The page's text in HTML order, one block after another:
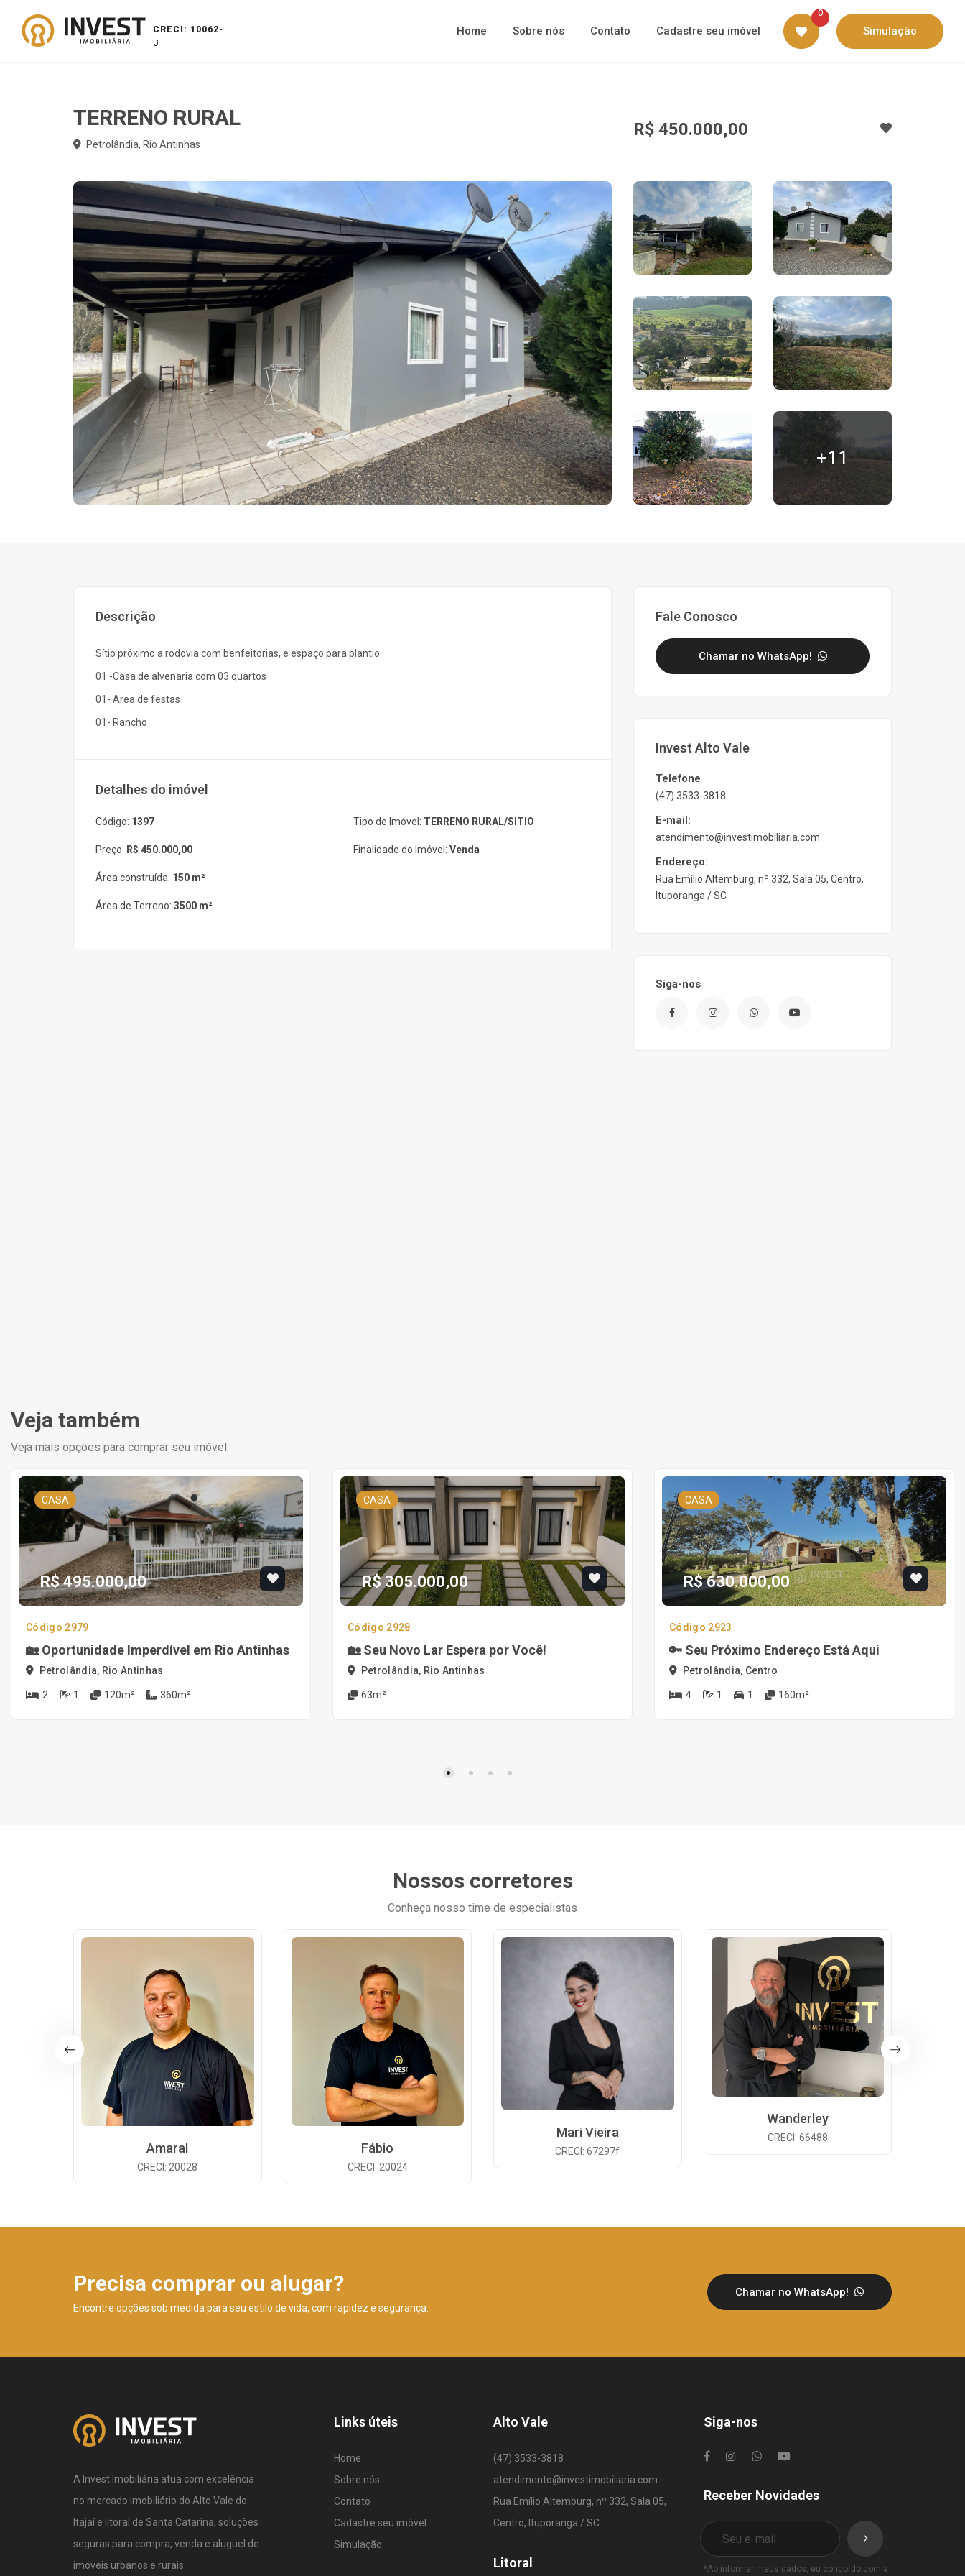
CRECI: 10062-
J
Home Sobre nós Contato Cadastre seu imóvel
0
Simulação
TERRENO RURAL
Petrolândia, Rio Antinhas
R$ 450.000,00
+11
Descrição
Sítio próximo a rodovia com benfeitorias, e espaço para plantio.
01 -Casa de alvenaria com 03 quartos
01- Area de festas
01- Rancho
Detalhes do imóvel
Código: 1397
Preço: R$ 450.000,00
Área construída: 150 m²
Área de Terreno: 3500 m²
Tipo de Imóvel: TERRENO RURAL/SITIO
Finalidade do Imóvel: Venda
Fale Conosco
Chamar no WhatsApp!
Invest Alto Vale
Telefone
(47) 3533-3818
E-mail:
atendimento@investimobiliaria.com
Endereço:
Rua Emílio Altemburg, nº 332, Sala 05, Centro,
Ituporanga / SC
Siga-nos
Veja também
Veja mais opções para comprar seu imóvel
CASA
R$ 495.000,00
Código 2979
🏡 Oportunidade Imperdível em Rio Antinhas
Petrolândia, Rio Antinhas
2 1 120m² 360m²
CASA
R$ 305.000,00
Código 2928
🏡 Seu Novo Lar Espera por Você!
Petrolândia, Rio Antinhas
63m²
CASA
R$ 630.000,00
Código 2923
🔑 Seu Próximo Endereço Está Aqui
Petrolândia, Centro
4 1 1 160m²
Nossos corretores
Conheça nosso time de especialistas
Amaral
CRECI: 20028
Fábio
CRECI: 20024
Mari Vieira
CRECI: 67297f
Wanderley
CRECI: 66488
Precisa comprar ou alugar?
Encontre opções sob medida para seu estilo de vida, com rapidez e segurança.
Chamar no WhatsApp!
A Invest Imobiliária atua com excelência
no mercado imobiliário do Alto Vale do
Itajaí e litoral de Santa Catarina, soluções
seguras para compra, venda e aluguel de
imóveis urbanos e rurais.
Links úteis
Home
Sobre nós
Contato
Cadastre seu imóvel
Simulação
Alto Vale
(47) 3533-3818
atendimento@investimobiliaria.com
Rua Emílio Altemburg, nº 332, Sala 05,
Centro, Ituporanga / SC
Litoral
Siga-nos
Receber Novidades
*Ao informar meus dados, eu concordo com a